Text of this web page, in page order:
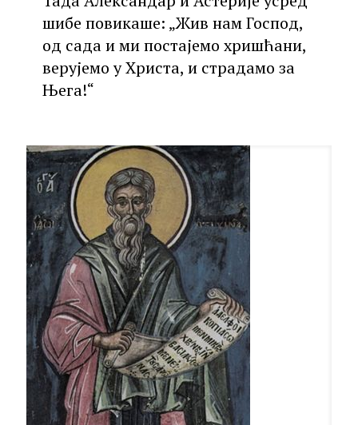
шибе повикаше: „Жив нам Господ,
од сада и ми постајемо хришћани,
верујемо у Христа, и страдамо за
Њега!“